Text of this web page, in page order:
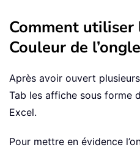
Comment
Couleur de
Après avoir ouvert
Tab les affiche sous forme
Excel.
Pour mettre en évidence